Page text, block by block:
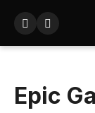
Epic